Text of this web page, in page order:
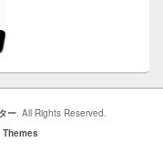
ー. All Rights Reserved.
Themes